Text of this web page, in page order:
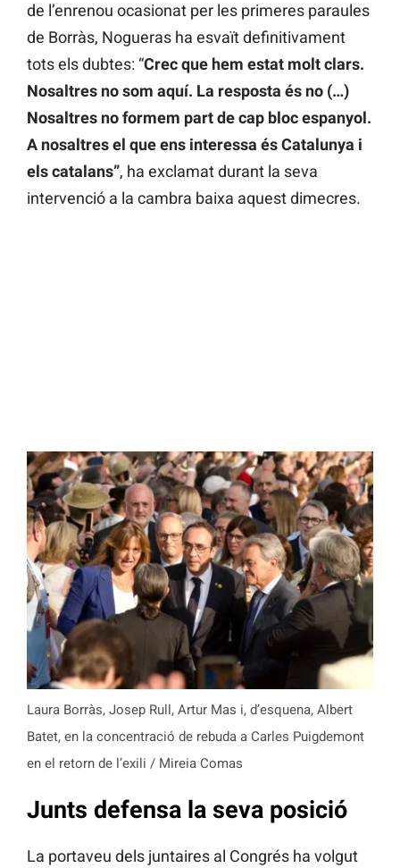
de l’enrenou ocasionat per les primeres paraules
de Borràs, Nogueras ha esvaït definitivament
tots els dubtes: “Crec que hem estat molt clars.
Nosaltres no som aquí. La resposta és no (…)
Nosaltres no formem part de cap bloc espanyol.
A nosaltres el que ens interessa és Catalunya i
els catalans”, ha exclamat durant la seva
intervenció a la cambra baixa aquest dimecres.
Laura Borràs, Josep Rull, Artur Mas i, d’esquena, Albert
Batet, en la concentració de rebuda a Carles Puigdemont
en el retorn de l’exili / Mireia Comas
Junts defensa la seva posició
La portaveu dels juntaires al Congrés ha volgut